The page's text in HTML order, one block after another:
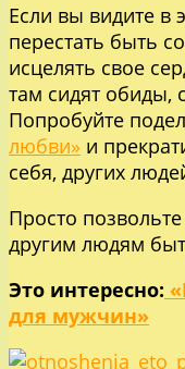
Если вы видите в
перестать быть
исцелять свое
там сидят обиды,
Попробуйте
любви» и
себя, других
Просто
другим людям
Это интересно:
для мужчин»